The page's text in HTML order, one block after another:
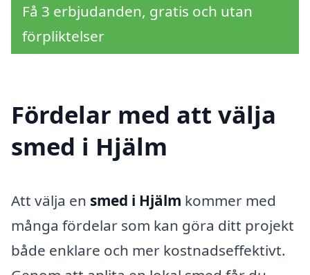
Få 3 erbjudanden, gratis och utan
förpliktelser
Fördelar med att välja
smed i Hjälm
Att välja en smed i Hjälm kommer med
många fördelar som kan göra ditt projekt
både enklare och mer kostnadseffektivt.